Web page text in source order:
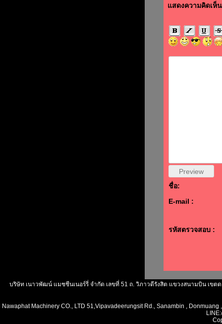
แสดงความคิดเห็น
ชื่อ:
E-mail :
รหัสตรวจสอบ :
บริษัท เนาวพัฒน์ แมชชีนเนอร์รี่ จำกัด เลขที่ 51 ถ. วิภาวดีรังสิต แขวงสนามบิน เขต
Nawaphat Machinery CO., LTD 51,Vipavadeerungsit Rd., Sanambin ,